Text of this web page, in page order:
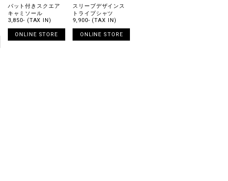
パット付きスクエア
キャミソール
3,850- (TAX IN)
ONLINE STORE
スリーブデザインス
トライプシャツ
9,900- (TAX IN)
ONLINE STORE